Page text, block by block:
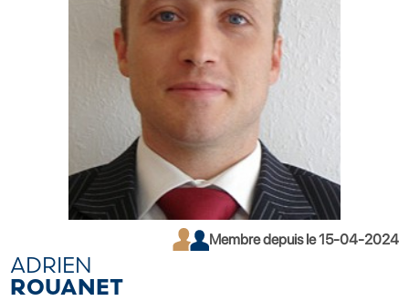
Membre depuis le 15-04-2024
ADRIEN
ROUANET